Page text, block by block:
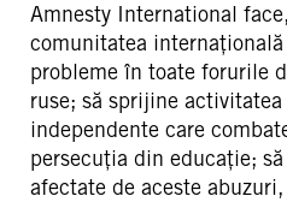
Amnesty International
comunitatea
probleme în toate forurile
ruse; să sprijine
independente care
persecuția din educație;
afectate de aceste